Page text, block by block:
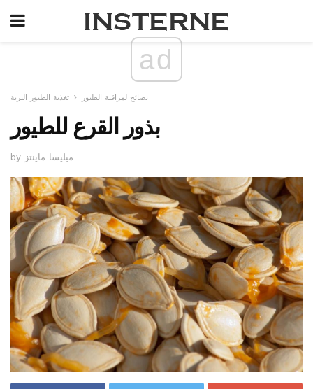
ad
نصائح لمراقبة الطيور تغذية الطيور البرية
بذور القرع للطيور
by ميليسا ماينتز